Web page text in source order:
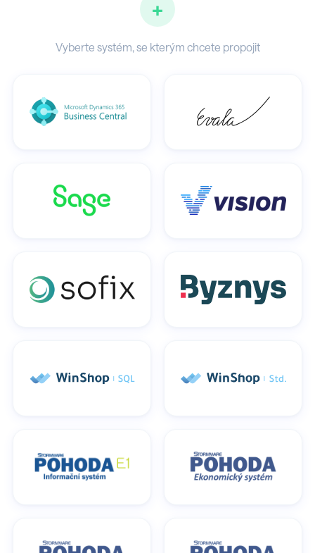
+
Vyberte systém, se kterým chcete propojit